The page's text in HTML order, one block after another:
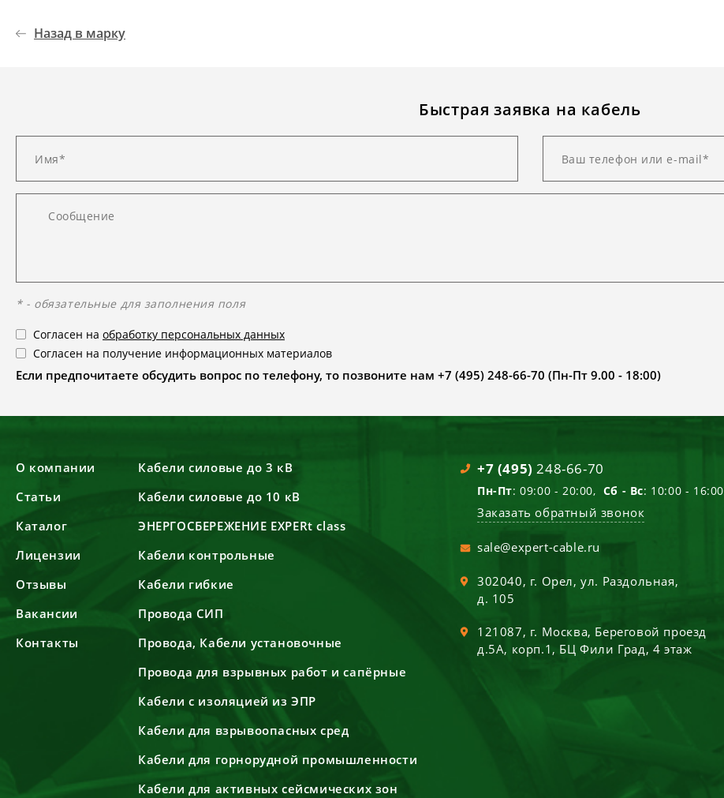
Назад в марку
Быстрая заявка на кабель
* - обязательные для заполнения поля
Согласен на обработку персональных данных
Согласен на получение информационных материалов
Если предпочитаете обсудить вопрос по телефону, то позвоните нам +7 (495) 248-66-70 (Пн-Пт 9.00 - 18:00)
О компании
Статьи
Каталог
Лицензии
Отзывы
Вакансии
Контакты
Кабели силовые до 3 кВ
Кабели силовые до 10 кВ
ЭНЕРГОСБЕРЕЖЕНИЕ EXPERt class
Кабели контрольные
Кабели гибкие
Провода СИП
Провода, Кабели установочные
Провода для взрывных работ и сапёрные
Кабели с изоляцией из ЭПР
Кабели для взрывоопасных сред
Кабели для горнорудной промышленности
Кабели для активных сейсмических зон
+7 (495) 248-66-70
Пн-Пт: 09:00 - 20:00, Сб - Вс: 10:00 - 16:00
Заказать обратный звонок
sale@expert-cable.ru
302040, г. Орел,ул. Раздольная,
д. 105
121087, г. Москва, Береговой проезд
д.5А, корп.1, БЦ Фили Град, 4 этаж